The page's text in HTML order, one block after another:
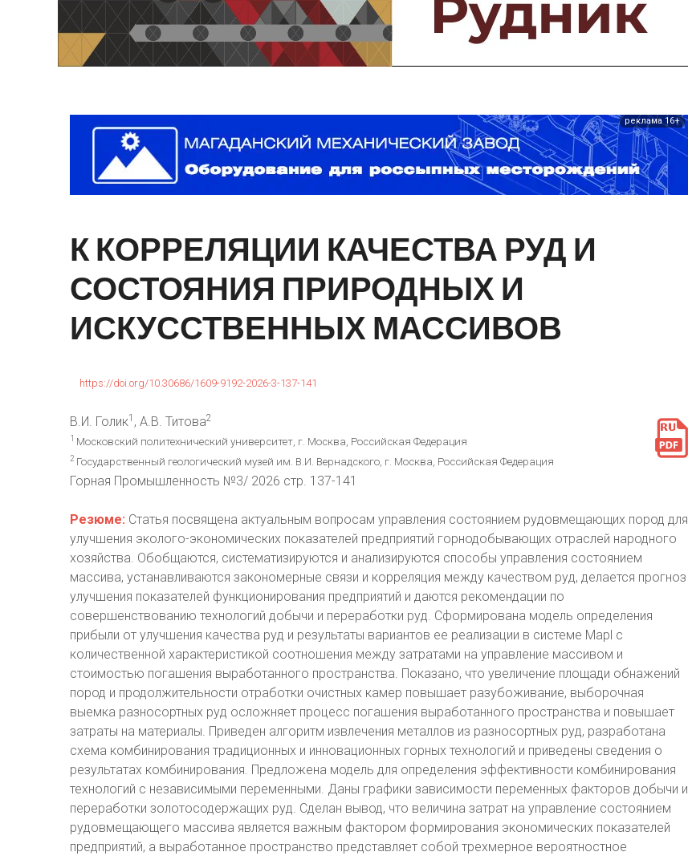
Предприятия и компании
Интервью
Выставки, Конференции
реклама 16+
ККОРРЕЛЯЦИИ КАЧЕСТВАРУДИ
СОСТОЯНИЯ ПРИРОДНЫХИ
ИСКУССТВЕННЫХМАССИВОВ
https://doi.org/10.30686/1609-9192-2026-3-137-141
В.И. Голик1 , А.В. Титова2
1 Московский политехнический университет, г. Москва, Российская Федерация
2 Государственный геологический музей им. В.И. Вернадского, г. Москва, Российская Федерация
Горная Промышленность №3/ 2026 стр. 137-141
Резюме: Статья посвящена актуальным вопросам управления состоянием рудовмещающих пород для
улучшения эколого-экономических показателей предприятий горнодобывающих отраслей народного
хозяйства. Обобщаются, систематизируются и анализируются способы управления состоянием
массива, устанавливаются закономерные связи и корреляция между качеством руд, делается прогноз
улучшения показателей функционирования предприятий и даются рекомендации по
совершенствованию технологий добычи и переработки руд. Сформирована модель определения
прибыли от улучшения качества руд и результаты вариантов ее реализации в системе Mapl с
количественной характеристикой соотношения между затратами на управление массивом и
стоимостью погашения выработанного пространства. Показано, что увеличение площади обнажений
пород и продолжительности отработки очистных камер повышает разубоживание, выборочная
выемка разносортных руд осложняет процесс погашения выработанного пространства и повышает
затраты на материалы. Приведен алгоритм извлечения металлов из разносортных руд, разработана
схема комбинирования традиционных и инновационных горных технологий и приведены сведения о
результатах комбинирования. Предложена модель для определения эффективности комбинирования
технологий с независимыми переменными. Даны графики зависимости переменных факторов добычи и
переработки золотосодержащих руд. Сделан вывод, что величина затрат на управление состоянием
рудовмещающего массива является важным фактором формирования экономических показателей
предприятий, а выработанное пространство представляет собой трехмерное вероятностное